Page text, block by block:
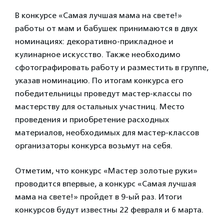
В конкурсе «Самая лучшая мама на свете!»
работы от мам и бабушек принимаются в двух
номинациях: декоративно-прикладное и
кулинарное искусство. Также необходимо
сфотографировать работу и разместить в группе,
указав номинацию. По итогам конкурса его
победительницы проведут мастер-классы по
мастерству для остальных участниц. Место
проведения и приобретение расходных
материалов, необходимых для мастер-классов
организаторы конкурса возьмут на себя.
Отметим, что конкурс «Мастер золотые руки»
проводится впервые, а конкурс «Самая лучшая
мама на свете!» пройдет в 9-ый раз. Итоги
конкурсов будут известны 22 февраля и 6 марта.